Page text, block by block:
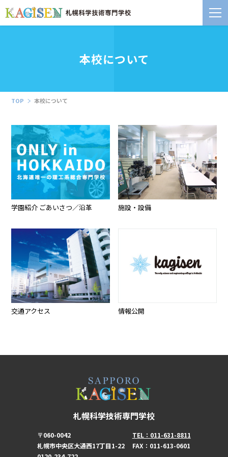
本校について
TOP 本校について
学園紹介 ごあいさつ／沿革 施設・設備
交通アクセス 情報公開
札幌科学技術専門学校
〒060-0042
札幌市中央区大通西17丁目1-22
TEL：011-631-8811
FAX：011-613-0601